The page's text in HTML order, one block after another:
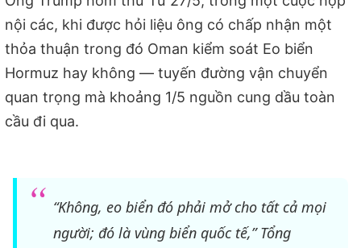
nội các, khi được hỏi liệu ông có chấp nhận một
thỏa thuận trong đó Oman kiểm soát Eo biển
Hormuz hay không — tuyến đường vận chuyển
quan trọng mà khoảng 1/5 nguồn cung dầu toàn
cầu đi qua.
“Không, eo biển đó phải mở cho tất cả mọi
người; đó là vùng biển quốc tế,” Tổng